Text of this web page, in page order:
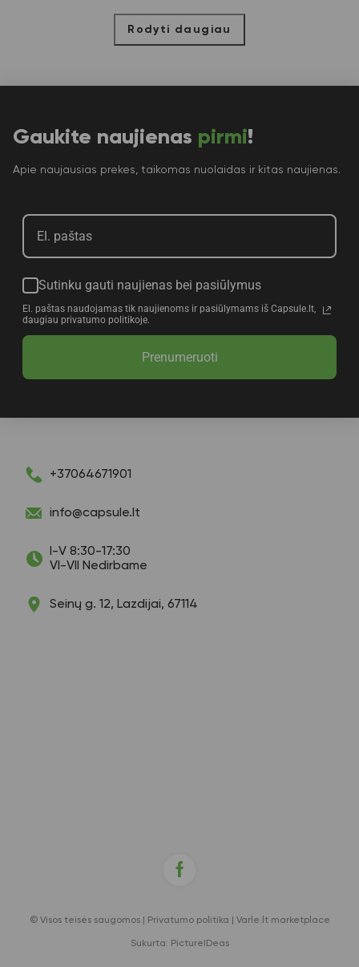
Rodyti daugiau
Gaukite naujienas pirmi!
Apie naujausias prekes, taikomas nuolaidas ir kitas naujienas.
Sutinku gauti naujienas bei pasiūlymus
El. paštas naudojamas tik naujienoms ir pasiūlymams iš Capsule.lt,
daugiau privatumo politikoje.
Prenumeruoti
+37064671901
info@capsule.lt
I-V 8:30-17:30
VI-VII Nedirbame
Seinų g. 12, Lazdijai, 67114
© Visos teisės saugomos | Privatumo politika Varle.lt marketplace
Sukurta: PictureIDeas